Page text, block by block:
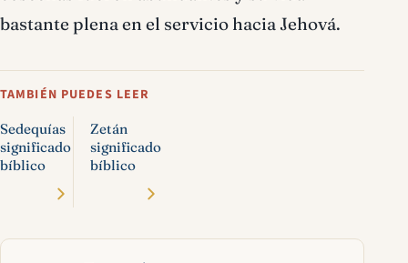
bastante plena en el servicio hacia Jehová.
TAMBIÉN PUEDES LEER
Sedequías
significado
bíblico
Zetán
significado
bíblico